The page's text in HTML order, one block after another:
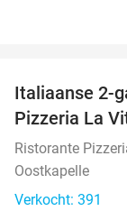
Italiaanse 2-
Pizzeria La
Ristorante
Oostkapelle
Verkocht: 391